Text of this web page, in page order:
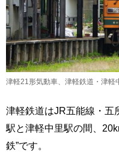
津軽21形気動車、津軽鉄道・津軽
津軽鉄道はJR五能線・五
駅と津軽中里駅の間、
鉄”です。